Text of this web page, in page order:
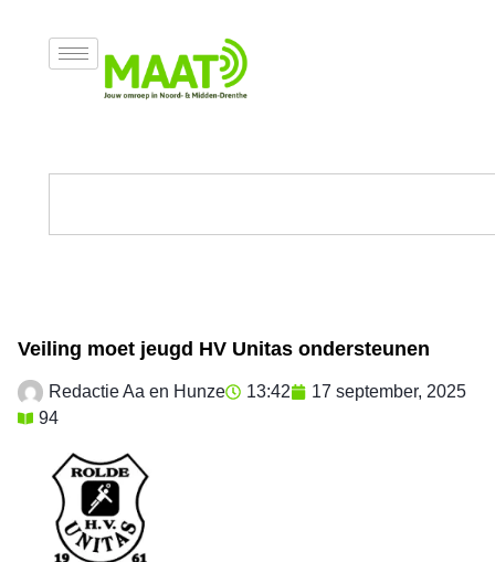
Veiling moet jeugd HV Unitas ondersteunen
Redactie Aa en Hunze 13:42
17 september, 2025
94